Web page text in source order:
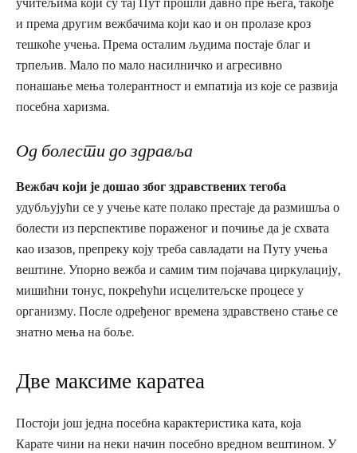
учитељима који су тај Пут прошли давно пре њега, такође
и према другим вежбачима који као и он пролазе кроз
тешкоће учења. Према осталим људима постаје благ и
трпељив. Мало по мало насилничко и агресивно
понашање мења толерантност и емпатија из које се развија
посебна харизма.
Од болести до здравља
Вежбач који је дошао због здравствених тегоба
удубљујући се у учење кате полако престаје да размишља о
болести из перспективе пораженог и почиње да је схвата
као изазов, препреку коју треба савладати на Путу учења
вештине. Упорно вежба и самим тим појачава циркулацију,
мишићни тонус, покрећући исцелитељске процесе у
организму. После одређеног времена здравствено стање се
знатно мења на боље.
Две максиме каратеа
Постоји још једна посебна карактеристика ката, која
Карате чини на неки начин посебно вредном вештином. У